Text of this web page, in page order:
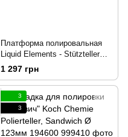
Платформа полировальная
Liquid Elements - Stützteller
125мм
1 297 грн
3
3